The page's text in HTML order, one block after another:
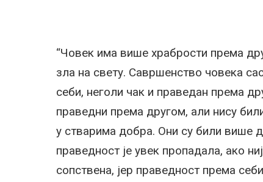
“Човек има више храбрости према
зла на свету. Савршенство човека
себи, неголи чак и праведан према
праведни према другом, али нису
у стварима добра. Они су били више
праведност је увек пропадала, ако
сопствена, јер праведност према